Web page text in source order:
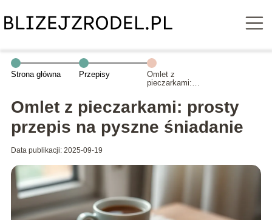
Strona główna Przepisy
Omlet z
pieczarkami:
na pyszne
śniadanie
Omlet z pieczarkami: prosty
przepis na pyszne śniadanie
Data publikacji: 2025-09-19